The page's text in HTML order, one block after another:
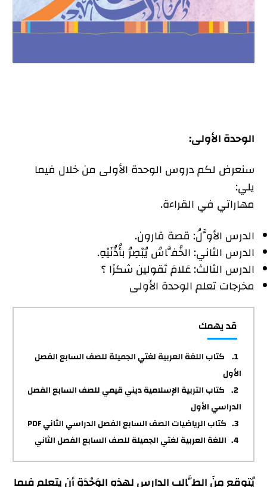
الوحدة الأولى:
سنعرض لكم دروس الوحدة الأولى من خلال فيما
يلي:
مهاراتي في القراءة.
الدرس الأوَّلُ: قصة قارون.
الدرس الثاني: الخُفَّاسُ يُبْصِرُ بأُذُنَيْهِ.
الدرس الثالث: عَلامَ تَقولين شكرًا ؟
مخرجات تعلم الوحدة الأولى
قد يهمك
كتاب اللغة العربية لغتي الجميلة للصف السابع الفصل
الأول
كتاب التربية الإسلامية ديني قيمي للصف السابع الفصل
الدراسي الأول
كتاب الرياضيات الصف السابع الفصل الدراسي الثاني PDF
اللغة العربية لغتي الجميلة للصف السابع الفصل الثاني
يُتوقع مِنَ الطَّالب الدارس لهذهِ الوَحْدَةِ أن يتعلم فيما